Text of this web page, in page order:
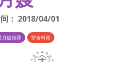
： 2018/04/01
月嫂推荐 荤食料理